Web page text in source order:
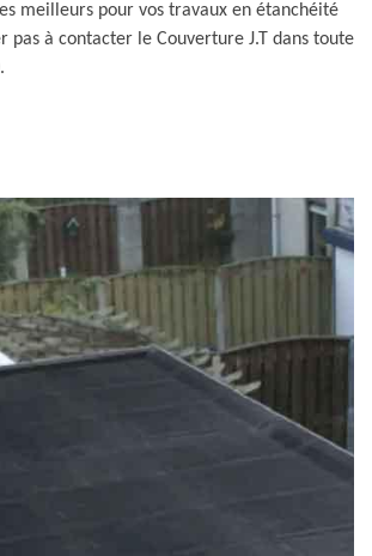
meilleurs pour vos travaux en étanchéité
pas à contacter le Couverture J.T dans toute